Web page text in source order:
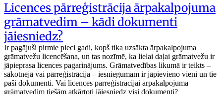
Licences pārreģistrācija ārpakalpojuma
grāmatvedim – kādi dokumenti
jāiesniedz?
Ir pagājuši pirmie pieci gadi, kopš tika uzsākta ārpakalpojuma
grāmatvežu licencēšana, un tas nozīmē, ka lielai daļai grāmatvežu ir
jāpieprasa licences pagarinājums. Grāmatvedības likumā ir teikts –
sākotnējā vai pārreģistrācija – iesniegumam ir jāpievieno vieni un tie
paši dokumenti. Vai licences pārreģistrācijai ārpakalpojuma
grāmatvedim tiešām atkārtoti jāiesniedz visi dokumenti?